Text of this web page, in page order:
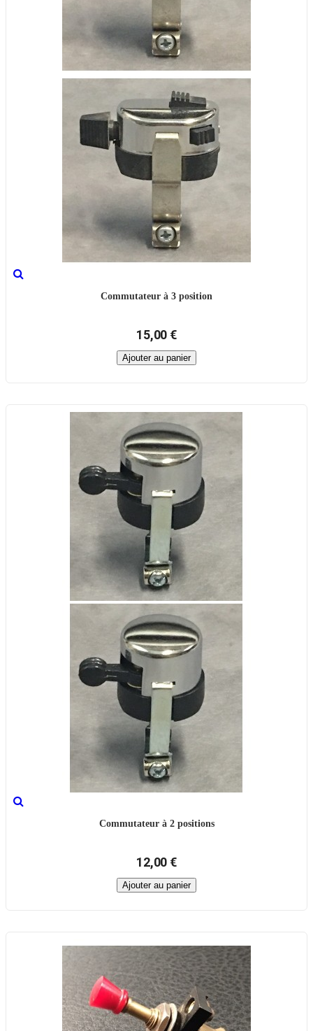
Commutateur à 3 position
15,00 €
Ajouter au panier
Commutateur à 2 positions
12,00 €
Ajouter au panier